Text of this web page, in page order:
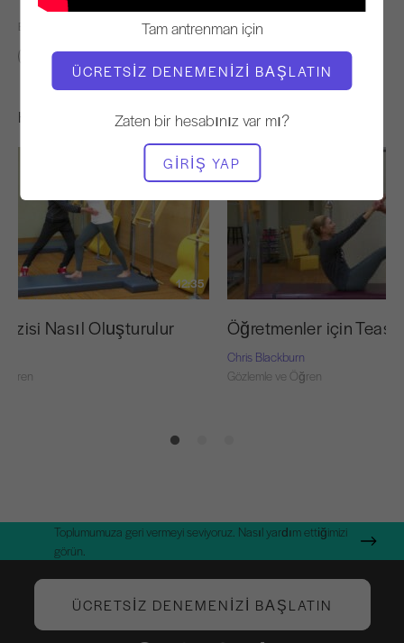
Tam antrenman için
ÜCRETSIZ DENEMENIZI BAŞLATIN
Zaten bir hesabınız var mı?
GIRIŞ YAP
BENZER SINIFLARI BULUN
Temel
10 - 20 dakika Mat
Hoşunuza Gidebilecek Diğer Egzersizler
12:35
Nasıl Oluşturulur Öğretmenler için
Chris Blackburn
Gözlemle ve Öğren
Toplumumuza geri vermeyi seviyoruz. Nasıl yardım ettiğimizi
görün.
ÜCRETSIZ DENEMENIZI BAŞLATIN